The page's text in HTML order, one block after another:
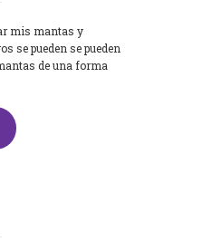
mis mantas y
se pueden se pueden
de una forma